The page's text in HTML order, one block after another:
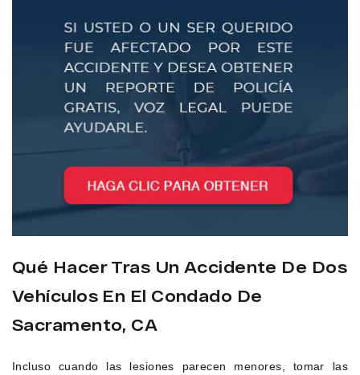
Qué Hacer Tras Un Accidente De Dos
Vehículos En El Condado De
Sacramento, CA
Incluso cuando las lesiones parecen menores, tomar las